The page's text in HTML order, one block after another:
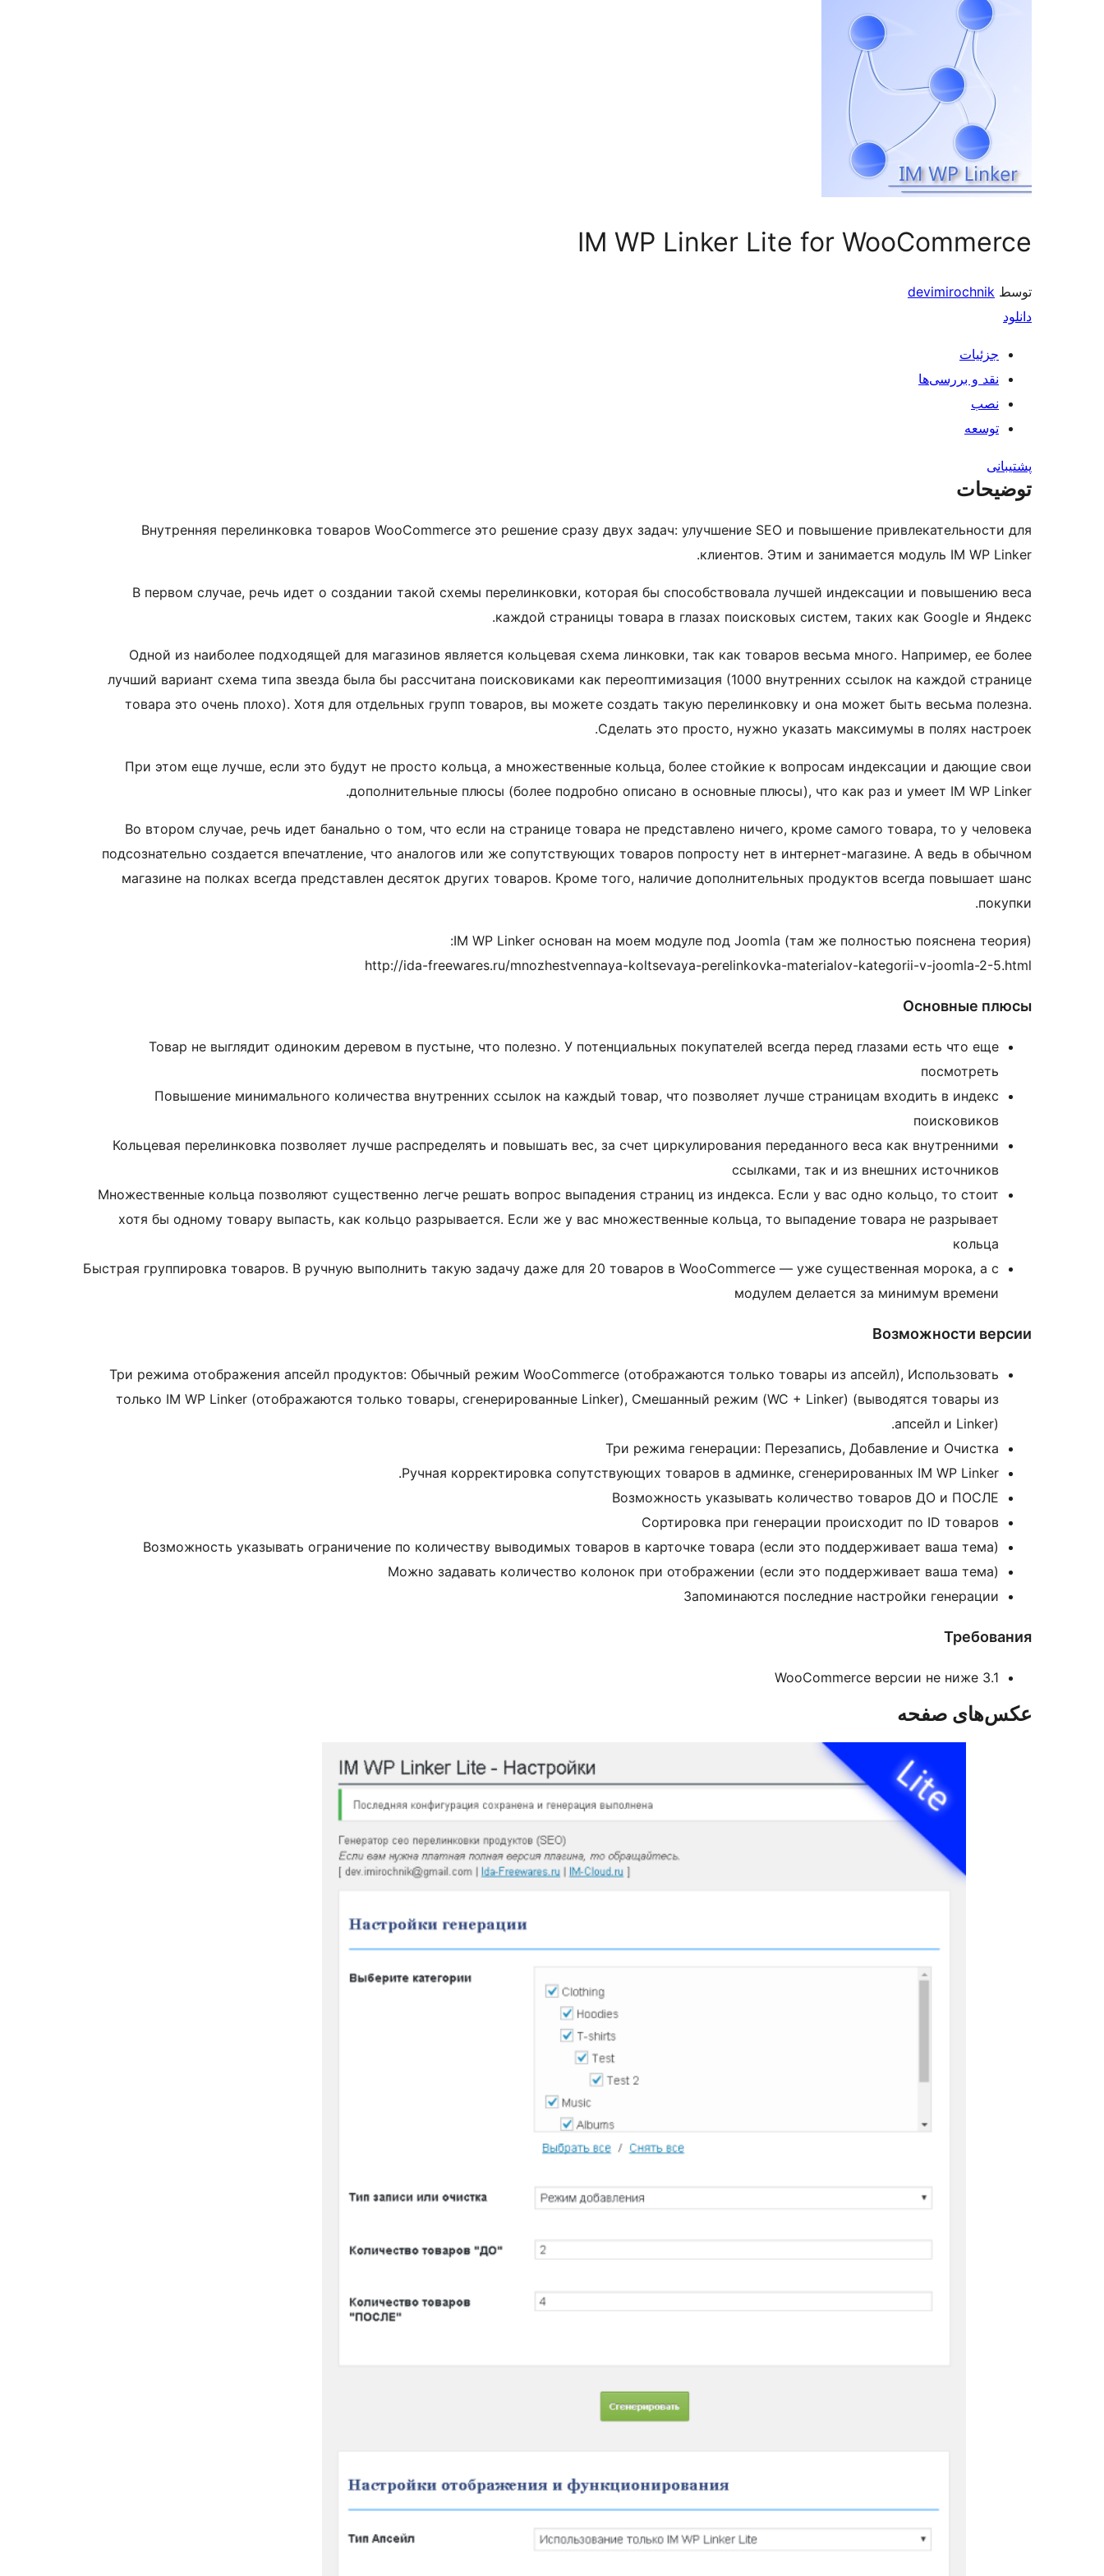
IM WP Linker Lite for WooCommerce
توسط devimirochnik
دانلود
جزئیات
نقد و بررسی‌ها
نصب
توسعه
پشتیبانی
توضیحات
Внутренняя перелинковка товаров WooCommerce это решение сразу двух задач: улучшение SEO и повышение привлекательности для
клиентов. Этим и занимается модуль IM WP Linker.
В первом случае, речь идет о создании такой схемы перелинковки, которая бы способствовала лучшей индексации и повышению веса
каждой страницы товара в глазах поисковых систем, таких как Google и Яндекс.
Одной из наиболее подходящей для магазинов является кольцевая схема линковки, так как товаров весьма много. Например, ее более
лучший вариант схема типа звезда была бы рассчитана поисковиками как переоптимизация (1000 внутренних ссылок на каждой странице
товара это очень плохо). Хотя для отдельных групп товаров, вы можете создать такую перелинковку и она может быть весьма полезна.
Сделать это просто, нужно указать максимумы в полях настроек.
При этом еще лучше, если это будут не просто кольца, а множественные кольца, более стойкие к вопросам индексации и дающие свои
дополнительные плюсы (более подробно описано в основные плюсы), что как раз и умеет IM WP Linker.
Во втором случае, речь идет банально о том, что если на странице товара не представлено ничего, кроме самого товара, то у человека
подсознательно создается впечатление, что аналогов или же сопутствующих товаров попросту нет в интернет-магазине. А ведь в обычном
магазине на полках всегда представлен десяток других товаров. Кроме того, наличие дополнительных продуктов всегда повышает шанс
покупки.
IM WP Linker основан на моем модуле под Joomla (там же полностью пояснена теория):
http://ida-freewares.ru/mnozhestvennaya-koltsevaya-perelinkovka-materialov-kategorii-v-joomla-2-5.html
Основные плюсы
Товар не выглядит одиноким деревом в пустыне, что полезно. У потенциальных покупателей всегда перед глазами есть что еще
посмотреть
Повышение минимального количества внутренних ссылок на каждый товар, что позволяет лучше страницам входить в индекс
поисковиков
Кольцевая перелинковка позволяет лучше распределять и повышать вес, за счет циркулирования переданного веса как внутренними
ссылками, так и из внешних источников
Множественные кольца позволяют существенно легче решать вопрос выпадения страниц из индекса. Если у вас одно кольцо, то стоит
хотя бы одному товару выпасть, как кольцо разрывается. Если же у вас множественные кольца, то выпадение товара не разрывает
кольца
Быстрая группировка товаров. В ручную выполнить такую задачу даже для 20 товаров в WooCommerce — уже существенная морока, а с
модулем делается за минимум времени
Возможности версии
Три режима отображения апсейл продуктов: Обычный режим WooCommerce (отображаются только товары из апсейл), Использовать
только IM WP Linker (отображаются только товары, сгенерированные Linker), Смешанный режим (WC + Linker) (выводятся товары из
апсейл и Linker).
Три режима генерации: Перезапись, Добавление и Очистка
Ручная корректировка сопутствующих товаров в админке, сгенерированных IM WP Linker.
Возможность указывать количество товаров ДО и ПОСЛЕ
Сортировка при генерации происходит по ID товаров
Возможность указывать ограничение по количеству выводимых товаров в карточке товара (если это поддерживает ваша тема)
Можно задавать количество колонок при отображении (если это поддерживает ваша тема)
Запоминаются последние настройки генерации
Требования
WooCommerce версии не ниже 3.1
عکس‌های صفحه